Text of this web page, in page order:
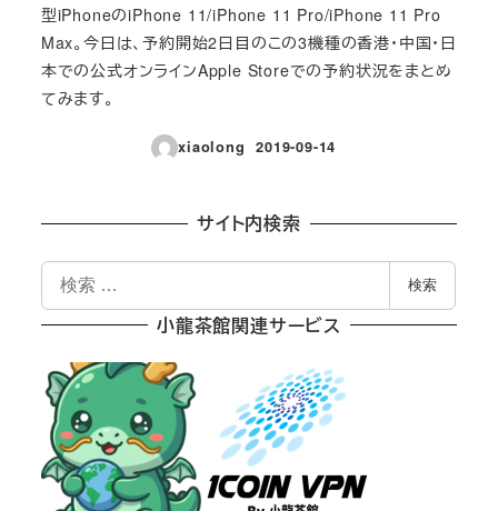
型iPhoneのiPhone 11/iPhone 11 Pro/iPhone 11 Pro
Max。今日は、予約開始2日目のこの3機種の香港・中国・日
本での公式オンラインApple Storeでの予約状況をまとめ
てみます。
xiaolong
投稿日
2019-09-14
サイト内検索
検
索
検索
小龍茶館関連サービス